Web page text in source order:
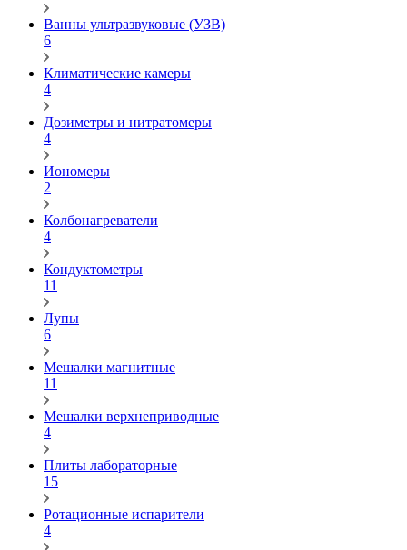
Ванны ультразвуковые (УЗВ)
6
Климатические камеры
4
Дозиметры и нитратомеры
4
Иономеры
2
Колбонагреватели
4
Кондуктометры
11
Лупы
6
Мешалки магнитные
11
Мешалки верхнеприводные
4
Плиты лабораторные
15
Ротационные испарители
4